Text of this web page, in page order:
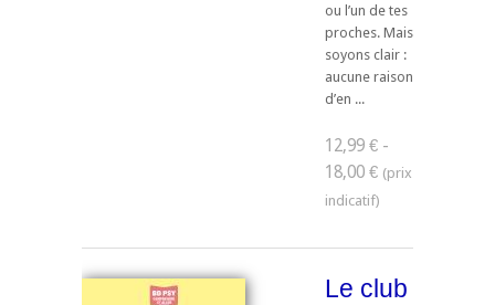
ou l’un de tes
proches. Mais
soyons clair :
aucune raison
d’en ...
12,99 € -
18,00 €
Le club